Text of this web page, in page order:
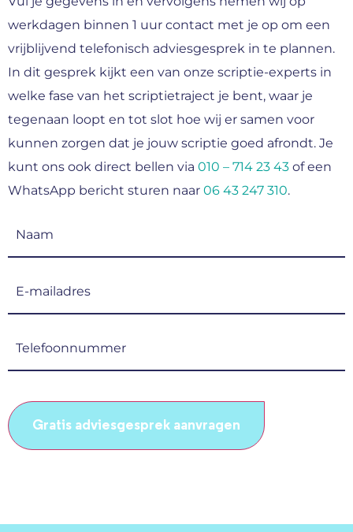
werkdagen binnen 1 uur contact met je op om een
vrijblijvend telefonisch adviesgesprek in te plannen.
In dit gesprek kijkt een van onze scriptie-experts in
welke fase van het scriptietraject je bent, waar je
tegenaan loopt en tot slot hoe wij er samen voor
kunnen zorgen dat je jouw scriptie goed afrondt. Je
kunt ons ook direct bellen via 010 – 714 23 43 of een
WhatsApp bericht sturen naar 06 43 247 310.